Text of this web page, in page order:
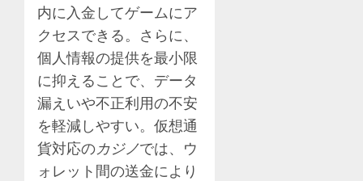
内に入金してゲームにア
クセスできる。さらに、
個人情報の提供を最小限
に抑えることで、データ
漏えいや不正利用の不安
を軽減しやすい。仮想通
貨対応のカジノでは、ウ
ォレット間の送金により